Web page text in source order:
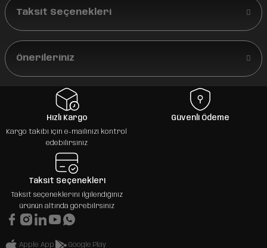
Taksit Seçenekleri
Önerileriniz
Hızlı Kargo
Kargo takibi için e-mailinizi kontrol
edebilirsiniz
Güvenli Ödeme
Taksit Seçenekleri
Taksit seçeneklerini ilgilendiğiniz
ürünün altında görebilrsiniz
Apple App Google Play